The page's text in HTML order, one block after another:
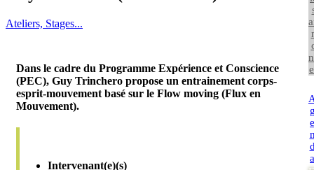
Ateliers, Stages...
Dans le cadre du Programme Expérience et Conscience
(PEC), Guy Trinchero propose un entrainement corps-
esprit-mouvement basé sur le Flow moving (Flux en
Mouvement).
Intervenant(e)(s)
e
a